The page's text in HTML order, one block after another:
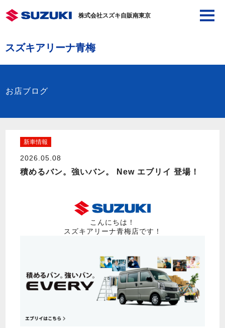
株式会社スズキ自販南東京
スズキアリーナ青梅
お店ブログ
新車情報
2026.05.08
積めるバン。強いバン。 New エブリイ 登場！
こんにちは！
スズキアリーナ青梅店です！